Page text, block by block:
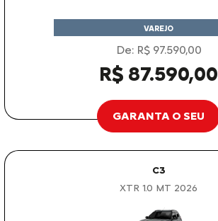
VAREJO
De: R$ 97.590,00
R$ 87.590,00
GARANTA O SEU
C3
XTR 1.0 MT 2026